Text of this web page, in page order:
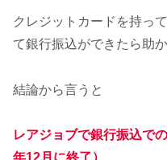
クレジットカードを持っ
て銀行振込ができたら助
結論から言うと
レアジョブで銀行振込で